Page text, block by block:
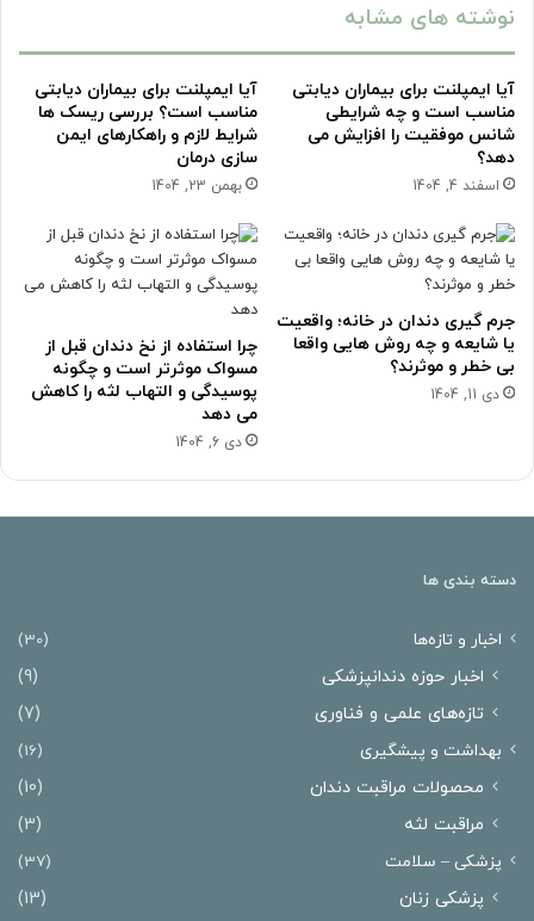
نوشته های مشابه
آیا ایمپلنت برای بیماران دیابتی
مناسب است و چه شرایطی
شانس موفقیت را افزایش می
دهد؟
اسفند 4, 1404
آیا ایمپلنت برای بیماران دیابتی
مناسب است؟ بررسی ریسک ها
شرایط لازم و راهکارهای ایمن
سازی درمان
بهمن 23, 1404
جرم گیری دندان در خانه؛ واقعیت
یا شایعه و چه روش هایی واقعا
بی خطر و موثرند؟
دی 11, 1404
چرا استفاده از نخ دندان قبل از
مسواک موثرتر است و چگونه
پوسیدگی و التهاب لثه را کاهش
می دهد
دی 6, 1404
دسته بندی ها
اخبار و تازه‌ها (30)
اخبار حوزه دندانپزشکی
(9)
تازه‌های علمی و فناوری
(7)
بهداشت و پیشگیری (16)
محصولات مراقبت دندان
(10)
مراقبت لثه
(3)
پزشکی – سلامت (37)
پزشکی زنان
(13)